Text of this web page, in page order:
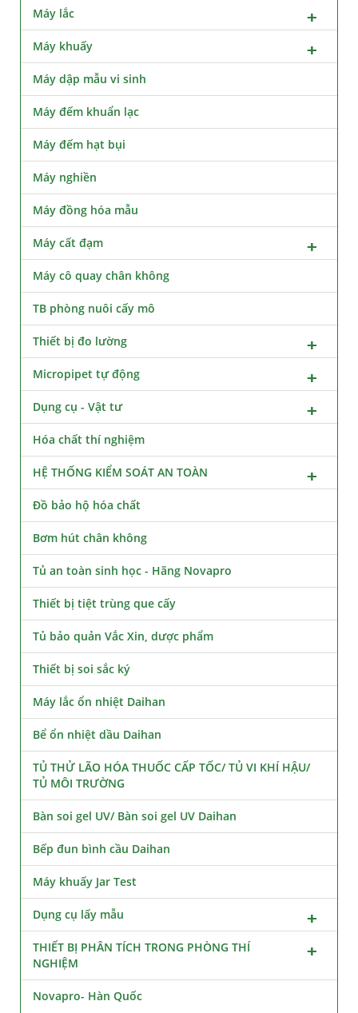
Máy lắc
Máy khuấy
Máy dập mẫu vi sinh
Máy đếm khuẩn lạc
Máy đếm hạt bụi
Máy nghiền
Máy đồng hóa mẫu
Máy cất đạm
Máy cô quay chân không
TB phòng nuôi cấy mô
Thiết bị đo lường
Micropipet tự động
Dụng cụ - Vật tư
Hóa chất thí nghiệm
HỆ THỐNG KIỂM SOÁT AN TOÀN
Đồ bảo hộ hóa chất
Bơm hút chân không
Tủ an toàn sinh học - Hãng Novapro
Thiết bị tiệt trùng que cấy
Tủ bảo quản Vắc Xin, dược phẩm
Thiết bị soi sắc ký
Máy lắc ổn nhiệt Daihan
Bể ổn nhiệt dầu Daihan
TỦ THỬ LÃO HÓA THUỐC CẤP TỐC/ TỦ VI KHÍ HẬU/
TỦ MÔI TRƯỜNG
Bàn soi gel UV/ Bàn soi gel UV Daihan
Bếp đun bình cầu Daihan
Máy khuấy Jar Test
Dụng cụ lấy mẫu
THIẾT BỊ PHÂN TÍCH TRONG PHÒNG THÍ
NGHIỆM
Novapro- Hàn Quốc